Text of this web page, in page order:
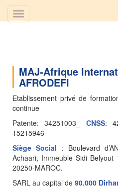
Toggle
navigation
MAJ-Afrique
AFRODEFI
Etablissement privé de
continue
Patente: 34251003_ CNSS:
15215946
Siège Social : Boulevard
Achaari, Immeuble Sidi
20250-MAROC.
SARL au capital de 90.000